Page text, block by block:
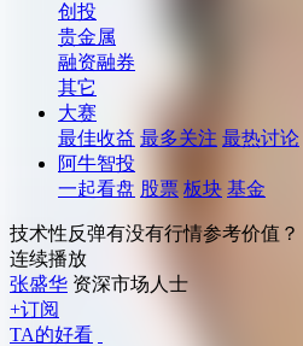
创投
贵金属
融资融券
其它
大赛
最佳收益 最多关注 最热讨论
阿牛智投
一起看盘 股票 板块 基金
技术性反弹有没有行情参考价值？
连续播放
张盛华 资深市场人士
+订阅
TA的好看